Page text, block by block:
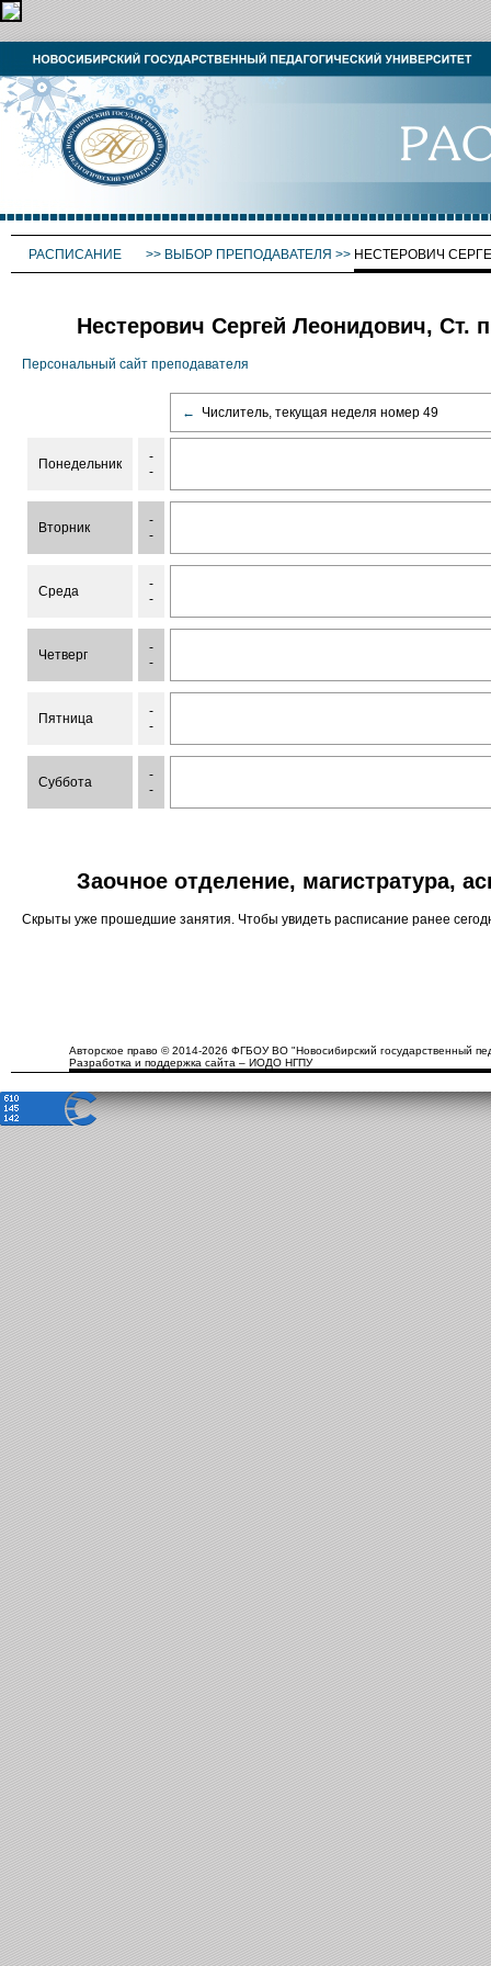
РАСПИСАНИЕ >> ВЫБОР ПРЕПОДАВАТЕЛЯ >> НЕСТЕРОВИЧ
Нестерович Сергей Леонидович, Ст.
Персональный сайт преподавателя
← Числитель, текущая неделя номер 49
Понедельник
-
-
Вторник
-
-
Среда
-
-
Четверг
-
-
Пятница
-
-
Суббота
-
-
Заочное отделение, магистратура,
Скрыты уже прошедшие занятия. Чтобы увидеть расписание ранее
Авторское право © 2014-2026 ФГБОУ ВО "Новосибирский государственный
Разработка и поддержка сайта – ИОДО НГПУ